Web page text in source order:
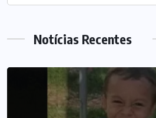
Notícias Recentes